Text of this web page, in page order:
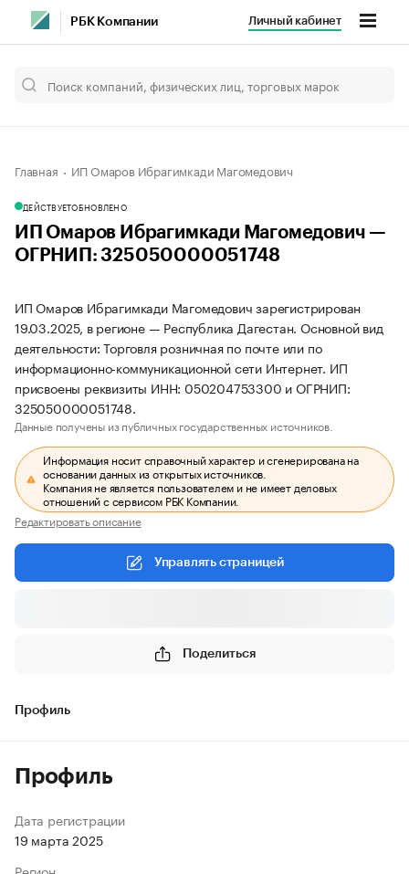
РБК Компании Личный кабинет
Главная ИП Омаров Ибрагимкади Магомедович
ДЕЙСТВУЕТОБНОВЛЕНО
ИП Омаров Ибрагимкади Магомедович —
ОГРНИП: 325050000051748
ИП Омаров Ибрагимкади Магомедович зарегистрирован
19.03.2025, в регионе — Республика Дагестан. Основной вид
деятельности: Торговля розничная по почте или по
информационно-коммуникационной сети Интернет. ИП
присвоены реквизиты ИНН: 050204753300 и ОГРНИП:
325050000051748.
Данные получены из публичных государственных источников.
Информация носит справочный характер и сгенерирована на
основании данных из открытых источников.
Компания не является пользователем и не имеет деловых
отношений с сервисом РБК Компании.
Редактировать описание
Управлять страницей
Поделиться
Профиль
Профиль
Дата регистрации
19 марта 2025